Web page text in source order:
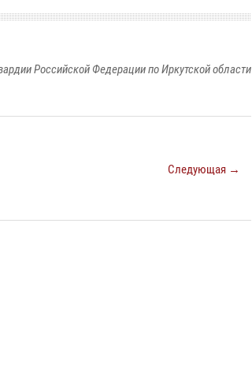
Российской Федерации по Иркутской области
Следующая →